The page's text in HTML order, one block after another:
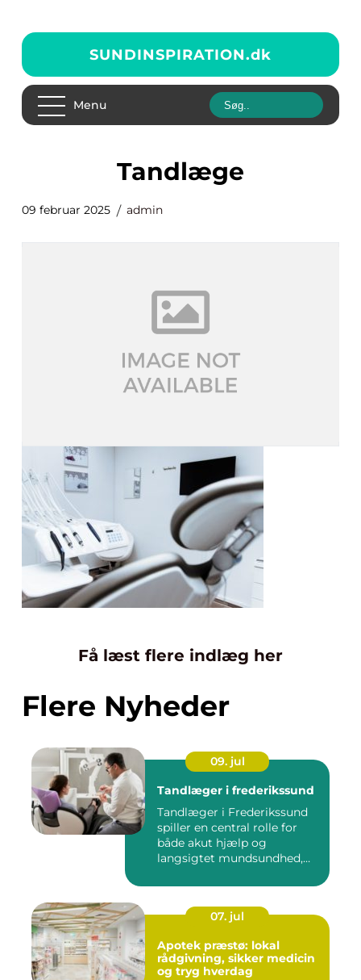
SUNDINSPIRATION.dk
Menu
tandlæge
09 februar 2025 admin
Få læst flere indlæg her
Flere Nyheder
09. jul
Tandlæger i frederikssund
Tandlæger i Frederikssund
spiller en central rolle for
både akut hjælp og
langsigtet mundsundhed,
07. jul
Apotek præstø: lokal
rådgivning, sikker medicin
og tryg hverdag